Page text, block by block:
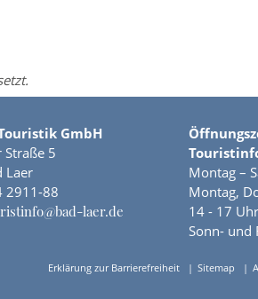
GmbH
5
Laer
2911-88
laer.de
Montag –
Montag,
14 - 17
Sonn- und
Erklärung zur Barrierefreiheit Sitemap